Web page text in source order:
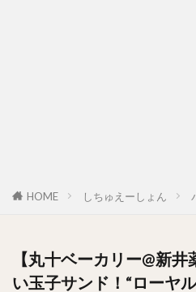
HOME しちゅえーしょん
【丸十ベーカリー@新
い玉子サンド！“ローヤ